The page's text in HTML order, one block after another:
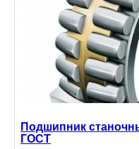
Подшипник
ГОСТ